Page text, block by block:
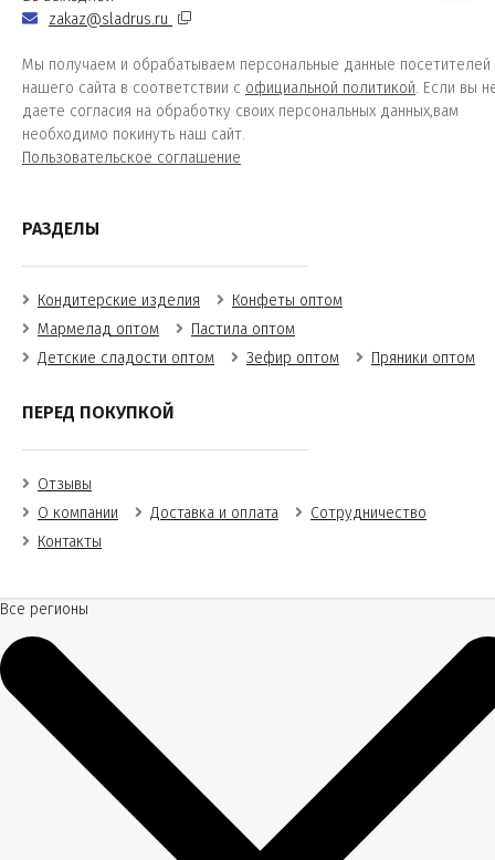
zakaz@sladrus.ru
Мы получаем и обрабатываем персональные данные посетителей
нашего сайта в соответствии с официальной политикой. Если вы
даете согласия на обработку своих персональных данных,вам
необходимо покинуть наш сайт.
Пользовательское соглашение
РАЗДЕЛЫ
Кондитерские изделия
Конфеты оптом
Мармелад оптом
Пастила оптом
Детские сладости оптом
Зефир оптом Пряники оптом
ПЕРЕД ПОКУПКОЙ
Отзывы
О компании
Доставка и оплата
Сотрудничество
Контакты
Все регионы